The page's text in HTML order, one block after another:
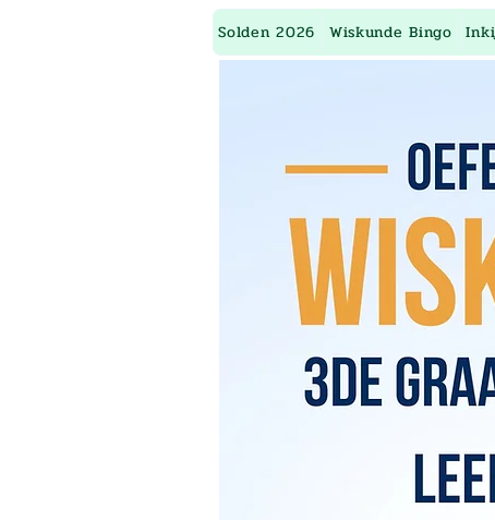
Solden 2026 Wiskunde Bingo